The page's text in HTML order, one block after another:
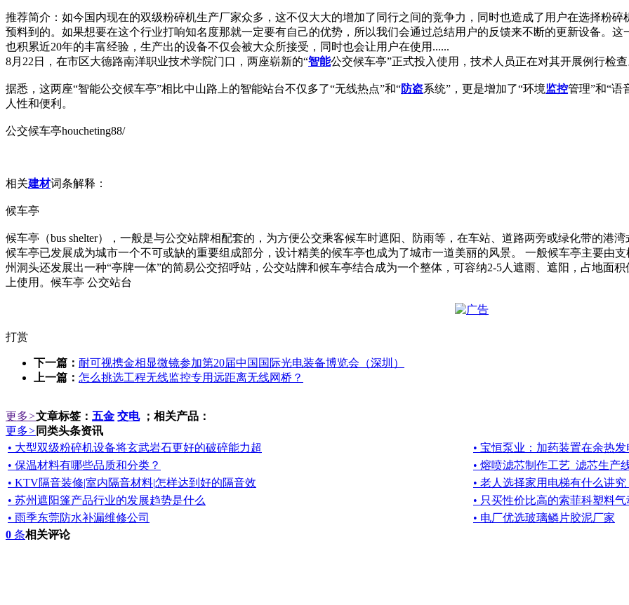
推荐简介：如今国内现在的双级粉碎机生产厂家众多，这不仅大大的增加了同行之间的竞争力，同时也造成了用户在选择粉
预料到的。如果想要在这个行业打响知名度那就一定要有自己的优势，所以我们会通过总结用户的反馈来不断的更新设备。
也积累近20年的丰富经验，生产出的设备不仅会被大众所接受，同时也会让用户在使用......
8月22日，在市区大德路南洋职业技术学院门口，两座崭新的“智能公交候车亭”正式投入使用，技术人员正在对其开展例行检查
据悉，这两座“智能公交候车亭”相比中山路上的智能站台不仅多了“无线热点”和“防盗系统”，更是增加了“环境监控管理”和“语
人性和便利。
公交候车亭houcheting88/
相关建材词条解释：
候车亭
候车亭（bus shelter），一般是与公交站牌相配套的，为方便公交乘客候车时遮阳、防雨等，在车站、道路两旁或绿化带的港
候车亭已发展成为城市一个不可或缺的重要组成部分，设计精美的候车亭也成为了城市一道美丽的风景。 一般候车亭主要由支
州洞头还发展出一种“亭牌一体”的简易公交招呼站，公交站牌和候车亭结合成为一个整体，可容纳2-5人遮雨、遮阳，占地面
上使用。候车亭 公交站台
打赏
下一篇： 耐可视携金相显微镜参加第20届中国国际光电装备博览会（深圳）
上一篇： 怎么挑选工程无线监控专用远距离无线网桥？
更多>文章标签： 五金 交电；相关产品：
更多> 同类头条资讯
• 大型双级粉碎机设备将玄武岩石更好的破碎能力超
• 宝恒泵业：加药装置在余热
• 保温材料有哪些品质和分类？
• 熔喷滤芯制作工艺_滤芯生产
• KTV隔音装修|室内隔音材料|怎样达到好的隔音效
• 老人选择家用电梯有什么讲究
• 苏州遮阳篷产品行业的发展趋势是什么
• 只买性价比高的索菲科塑料
• 雨季东莞防水补漏维修公司
• 电厂优选玻璃鳞片胶泥厂家
0 条相关评论